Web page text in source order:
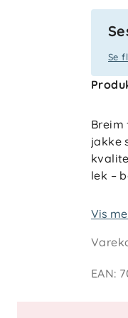
Se
Breim
jakke
lek –
en
Vis
EAN: